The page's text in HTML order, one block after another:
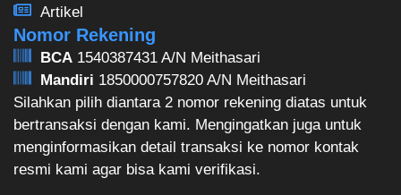
Artikel
Nomor Rekening
BCA 1540387431 A/N Meithasari
Mandiri 1850000757820 A/N Meithasari
Silahkan pilih diantara 2 nomor rekening diatas untuk
bertransaksi dengan kami. Mengingatkan juga untuk
menginformasikan detail transaksi ke nomor kontak
resmi kami agar bisa kami verifikasi.